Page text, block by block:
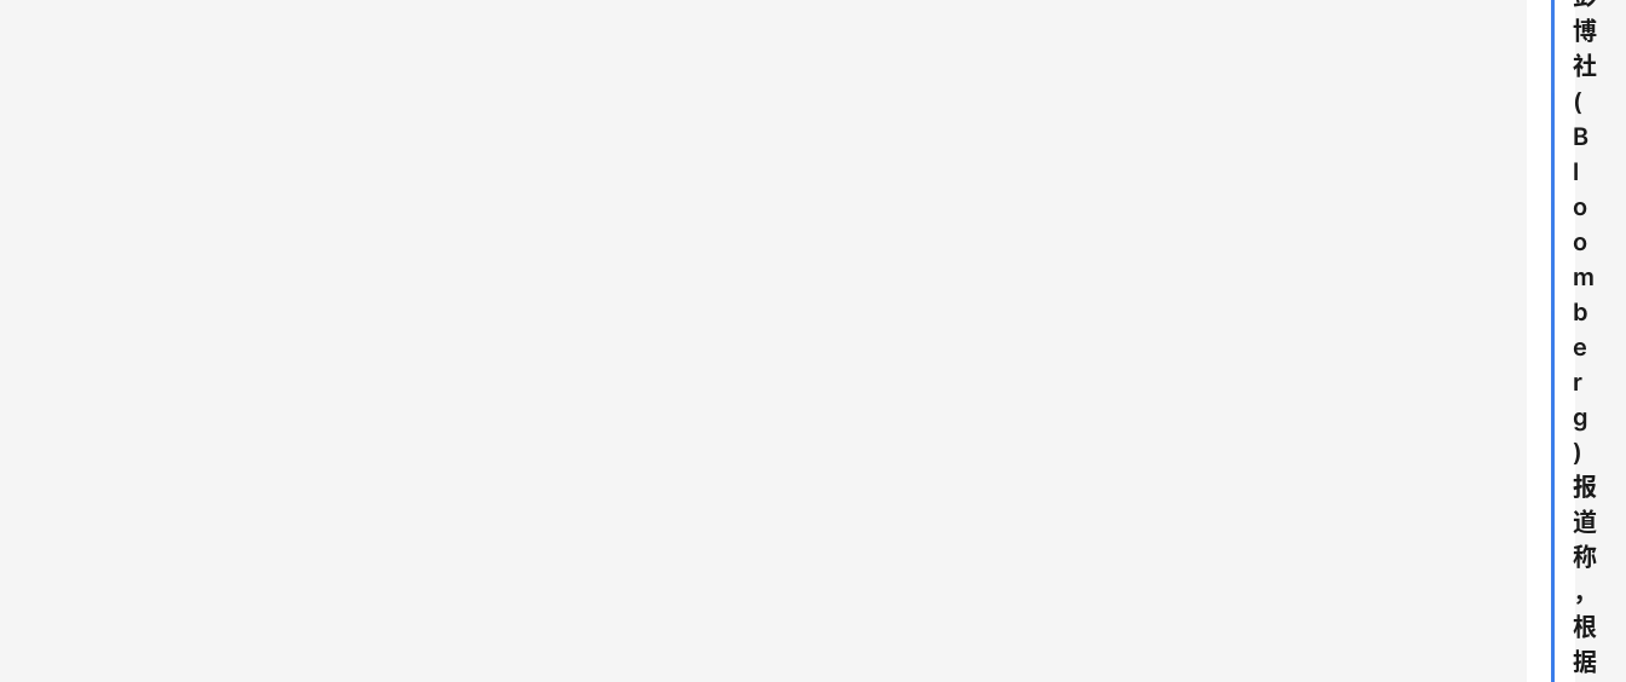
博
社
(
B
l
o
o
m
b
e
r
g
)
报
道
称
，
根
据